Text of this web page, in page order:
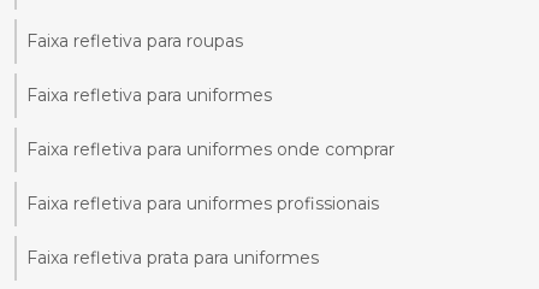
Faixa refletiva para roupas
Faixa refletiva para uniformes
Faixa refletiva para uniformes onde comprar
Faixa refletiva para uniformes profissionais
Faixa refletiva prata para uniformes